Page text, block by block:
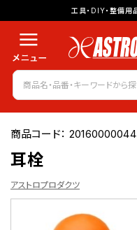
工具・DIY・整備用
商品コード：
耳栓
アストロプロダクツ